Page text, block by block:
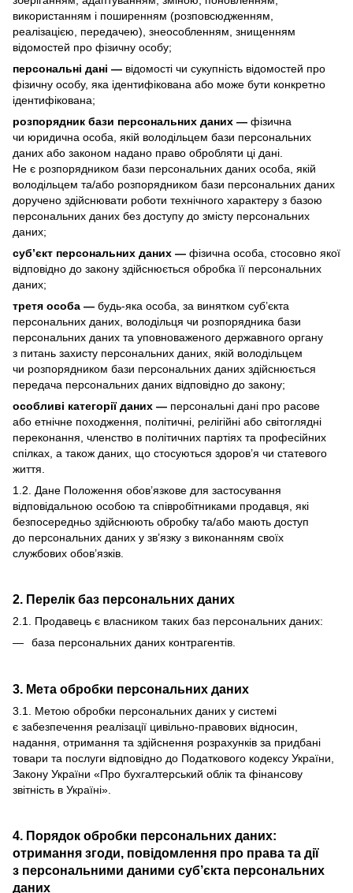
використанням і поширенням (розповсюдженням,
реалізацією, передачею), знеособленням, знищенням
відомостей про фізичну особу;
персональні дані — відомості чи сукупність відомостей про
фізичну особу, яка ідентифікована або може бути конкретно
ідентифікована;
розпорядник бази персональних даних — фізична
чи юридична особа, якій володільцем бази персональних
даних або законом надано право обробляти ці дані.
Не є розпорядником бази персональних даних особа, якій
володільцем та/або розпорядником бази персональних даних
доручено здійснювати роботи технічного характеру з базою
персональних даних без доступу до змісту персональних
даних;
суб’єкт персональних даних — фізична особа, стосовно якої
відповідно до закону здійснюється обробка її персональних
даних;
третя особа — будь-яка особа, за винятком суб’єкта
персональних даних, володільця чи розпорядника бази
персональних даних та уповноваженого державного органу
з питань захисту персональних даних, якій володільцем
чи розпорядником бази персональних даних здійснюється
передача персональних даних відповідно до закону;
особливі категорії даних — персональні дані про расове
або етнічне походження, політичні, релігійні або світоглядні
переконання, членство в політичних партіях та професійних
спілках, а також даних, що стосуються здоров’я чи статевого
життя.
1.2. Дане Положення обов’язкове для застосування
відповідальною особою та співробітниками продавця, які
безпосередньо здійснюють обробку та/або мають доступ
до персональних даних у зв’язку з виконанням своїх
службових обов’язків.
2. Перелік баз персональних даних
2.1. Продавець є власником таких баз персональних даних:
база персональних даних контрагентів.
3. Мета обробки персональних даних
3.1. Метою обробки персональних даних у системі
є забезпечення реалізації цивільно-правових відносин,
надання, отримання та здійснення розрахунків за придбані
товари та послуги відповідно до Податкового кодексу України,
Закону України «Про бухгалтерський облік та фінансову
звітність в Україні».
4. Порядок обробки персональних даних:
отримання згоди, повідомлення про права та дії
з персональними даними суб’єкта персональних
даних